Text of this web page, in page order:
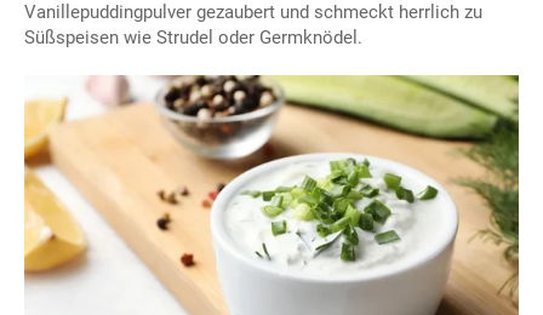
Vanillepuddingpulver gezaubert und schmeckt herrlich zu
Süßspeisen wie Strudel oder Germknödel.